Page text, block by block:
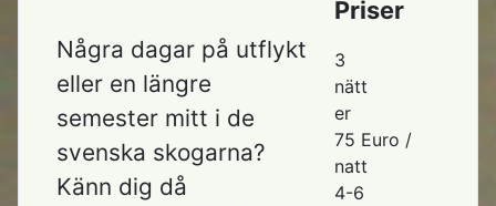
Några dagar på utflykt
eller en längre
semester mitt i de
svenska skogarna?
Känn dig då
Priser
3
nätt
er
75 Euro /
natt
4-6